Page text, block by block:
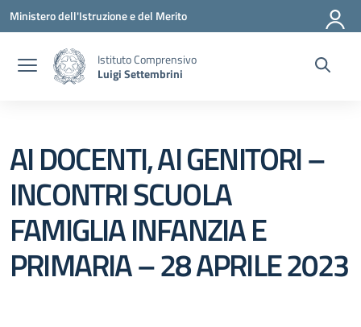
Vai ai contenuti
Vai al menu di navigazione
Vai al footer
Ministero dell'Istruzione e del Merito
Istituto Comprensivo
Luigi Settembrini
AI DOCENTI, AI GENITORI –
INCONTRI SCUOLA
FAMIGLIA INFANZIA E
PRIMARIA – 28 APRILE 2023